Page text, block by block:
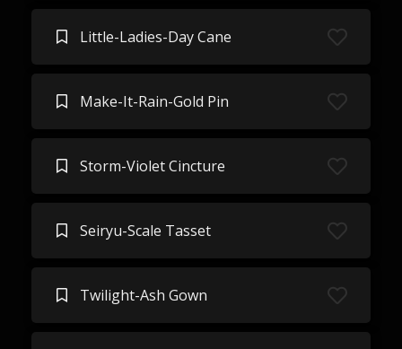
Little-Ladies-Day Cane
Make-It-Rain-Gold Pin
Storm-Violet Cincture
Seiryu-Scale Tasset
Twilight-Ash Gown